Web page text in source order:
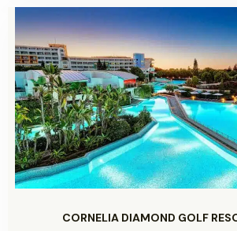
CORNELIA DIAMOND GOLF